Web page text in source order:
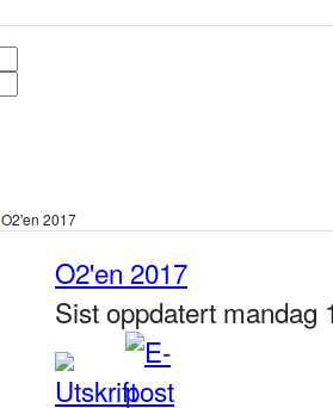
O2'en 2017
O2'en 2017
Sist oppdatert